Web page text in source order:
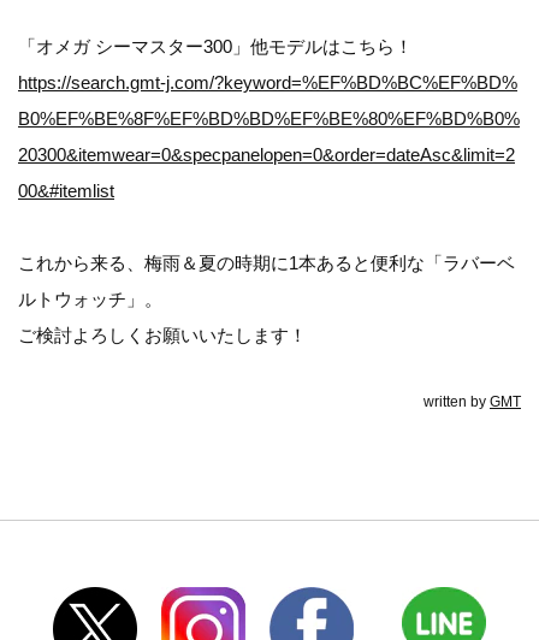
「オメガ シーマスター300」他モデルはこちら！
https://search.gmt-j.com/?keyword=%EF%BD%BC%EF%BD%
B0%EF%BE%8F%EF%BD%BD%EF%BE%80%EF%BD%B0%
20300&itemwear=0&specpanelopen=0&order=dateAsc&limit=2
00&#itemlist
これから来る、梅雨＆夏の時期に1本あると便利な「ラバーベ
ルトウォッチ」。
ご検討よろしくお願いいたします！
written by GMT